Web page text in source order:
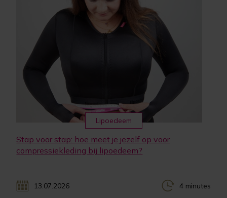
Lipoedeem
Stap voor stap: hoe meet je jezelf op voor
compressiekleding bij lipoedeem?
13.07.2026 4 minutes